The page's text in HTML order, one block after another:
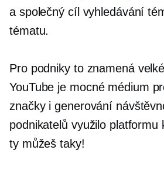
a společný cíl vyhledávání
tématu.
Pro podniky to znamená
YouTube je mocné médium
značky i generování
podnikatelů využilo platformu
ty můžeš taky!